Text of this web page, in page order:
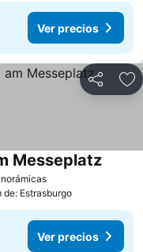
Ver precios
Compartir
Ver precios
MesseplatzVer
de: Estrasburgo
Ver precios